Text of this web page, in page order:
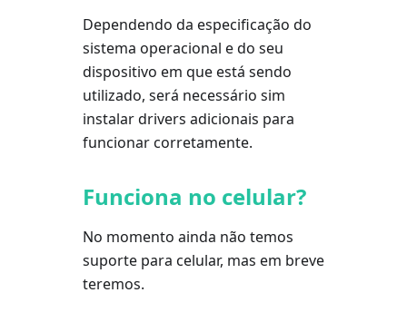
Dependendo da especificação do
sistema operacional e do seu
dispositivo em que está sendo
utilizado, será necessário sim
instalar drivers adicionais para
funcionar corretamente.
Funciona no celular?
No momento ainda não temos
suporte para celular, mas em breve
teremos.